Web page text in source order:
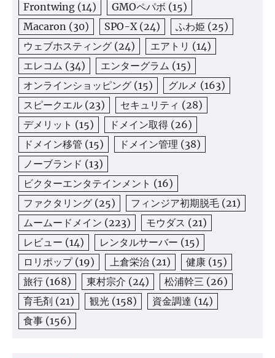
Frontwing (14) GMOペパボ (15)
Macaron (30) SPO-X(24) ふわ姫 (25)
ウェブホスティング (24) エアトリ (14)
エレコム (34) エンターグラム (15)
オンラインショッピング (15) グルメ (163)
スピークエル (23) セキュリティ (28)
デメリット (15) ドメイン取得 (26)
ドメイン移管 (15) ドメイン管理 (38)
ノーブランド (13)
ビクターエンタテインメント (16)
ファクタリング (25) フィンジア初期脱毛 (21)
ムームードメイン (223) モウダス (21)
レビュー (14) レンタルサーバー (15)
ロリポップ(19) 上倉栄治 (21) 健康 (15)
旅行 (168) 東村宗介 (24) 松浦幹三 (26)
育毛剤 (21) 観光 (158) 資金調達 (14)
食事 (156)